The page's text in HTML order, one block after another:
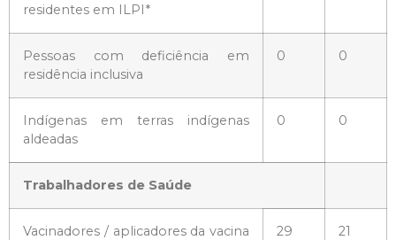
residentes em ILPI*
Pessoas com deficiência em
residência inclusiva
0 0
Indígenas em terras indígenas
aldeadas
0 0
Trabalhadores de Saúde
Vacinadores / aplicadores da vacina
29 21